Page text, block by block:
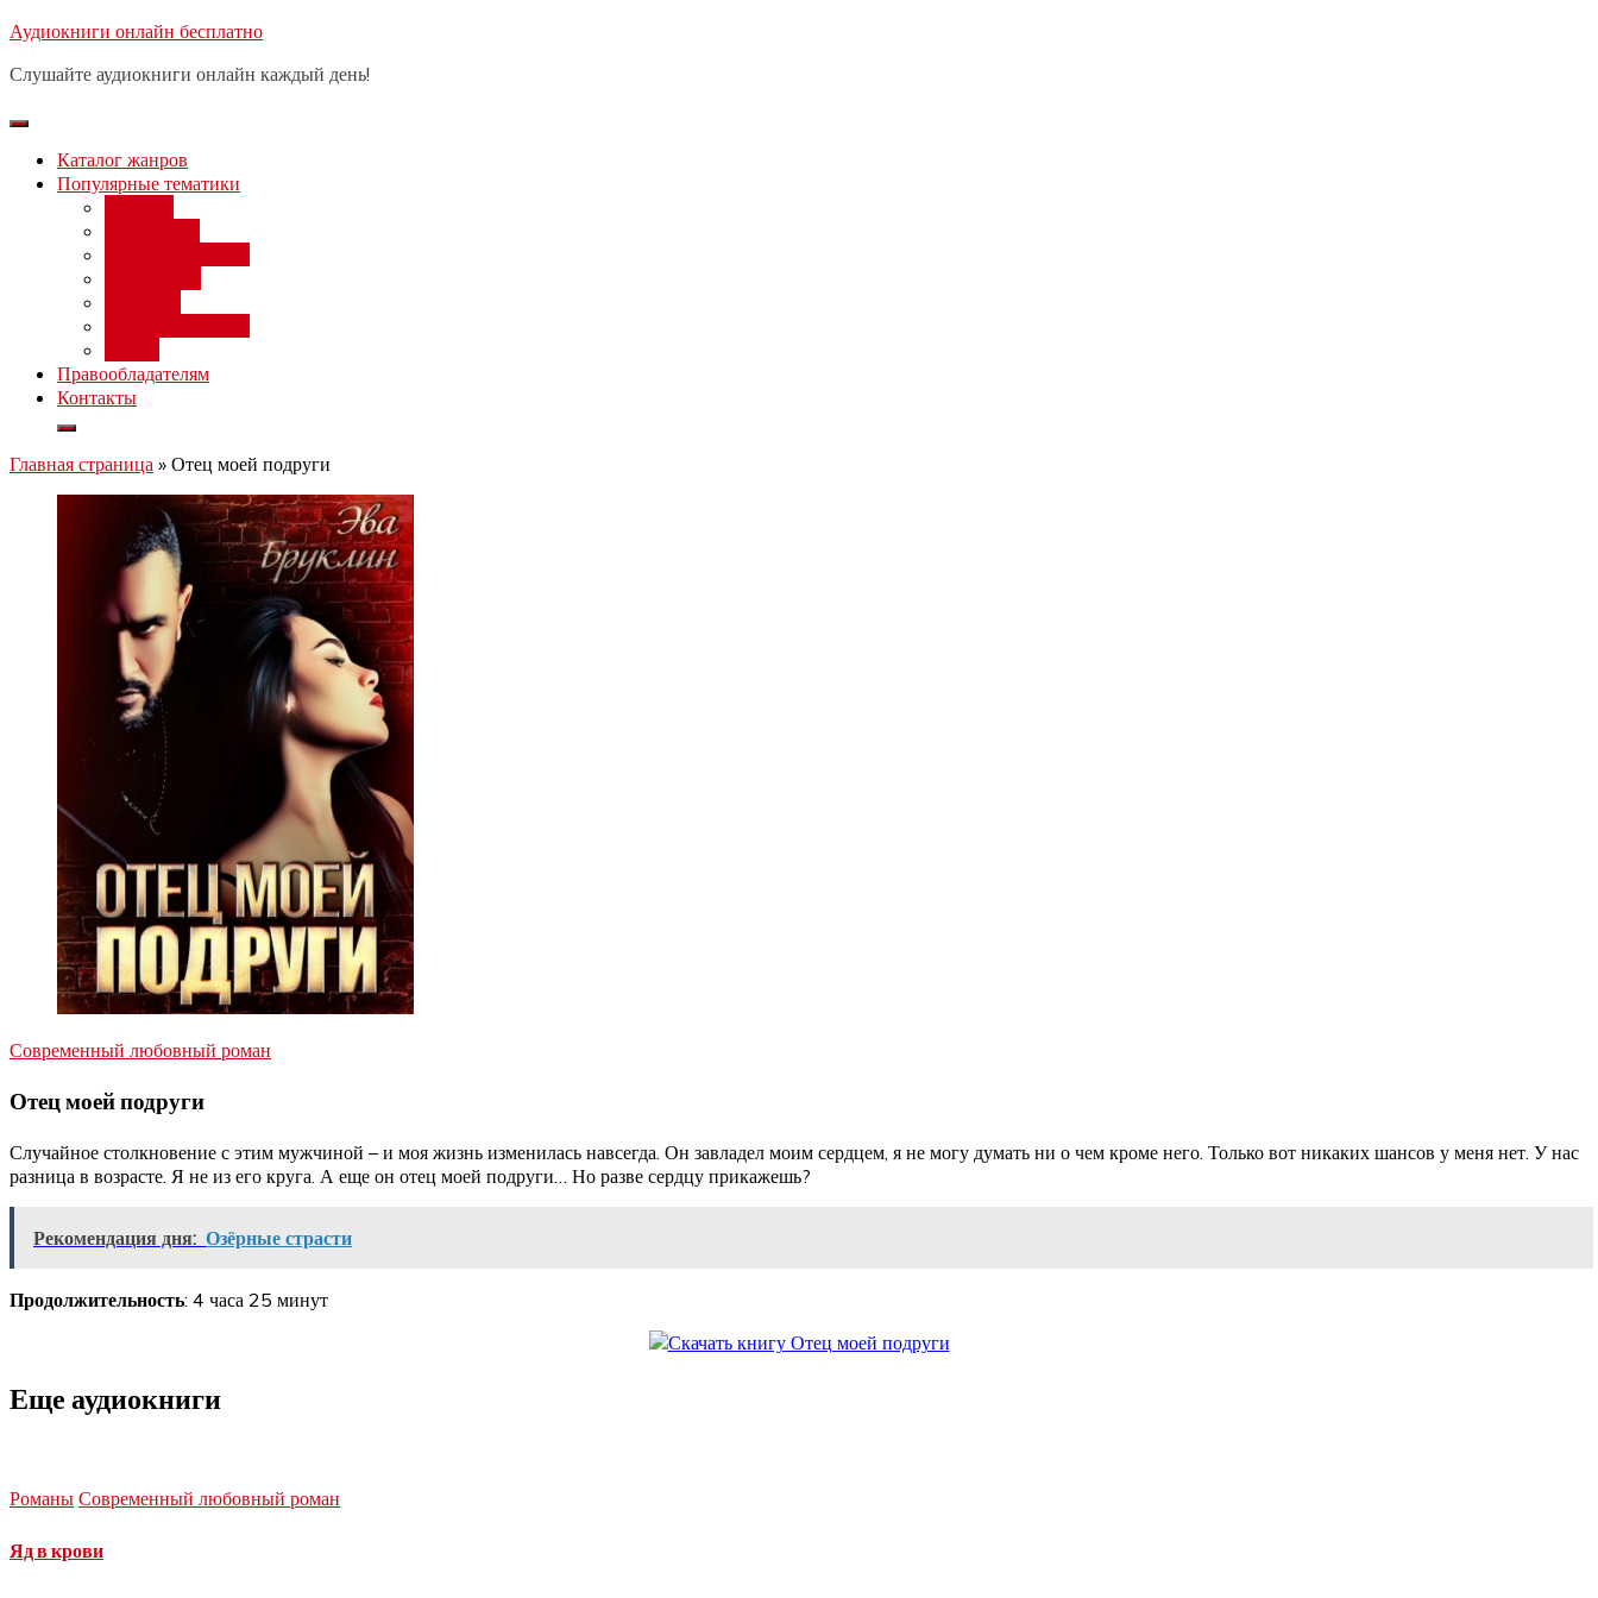
Перейти
содержимому
Аудиокниги онлайн бесплатно
Слушайте аудиокниги онлайн каждый день!
Каталог жанров
Популярные тематики
Правообладателям
Контакты
Главная страница » Отец моей подруги
Современный любовный роман
Отец моей подруги
Случайное столкновение с этим мужчиной – и моя жизнь изменилась навсегда. Он завладел моим сердцем, я не могу думать ни о чем кроме него. Только вот никаких шансов у меня нет. У нас
разница в возрасте. Я не из его круга. А еще он отец моей подруги… Но разве сердцу прикажешь?
Рекомендация дня: Озёрные страсти
Продолжительность: 4 часа 25 минут
Еще аудиокниги
Романы Современный любовный роман
Яд в крови